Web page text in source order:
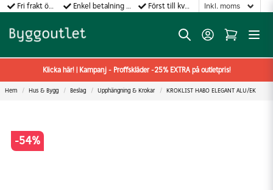
Fri frakt över 499:- Enkel betalning med Klarna Först till kvarn gäller!
Klicka här! | Kampanj - Proffskläder -25% EXTRA på outletpris!
Hem Hus & Bygg Beslag Upphängning & Krokar KROKLIST HABO ELEGANT ALU/EK
-54%